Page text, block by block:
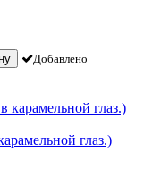
Добавлено
глаз.)